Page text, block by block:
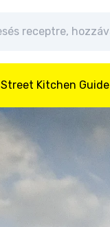
Street Kitchen Guide